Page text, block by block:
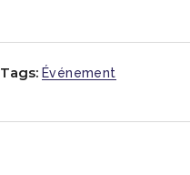
Tags: Événement